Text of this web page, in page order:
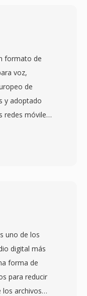
formato de
voz,
de
y adoptado
redes móviles
de
uno de
a nivel
de
uno de los
digital más
forma de
para reducir
los archivos